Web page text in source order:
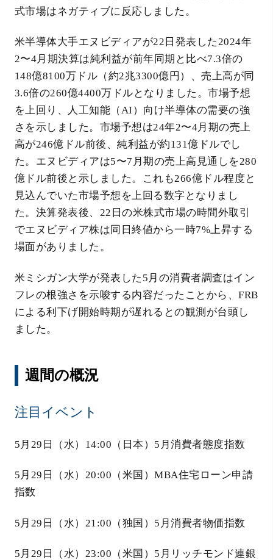
式市場はネガティブに反応しました。
米半導体大手エヌビディアが22日発表した2024年
2〜4月期決算は純利益が前年同期と比べ7.3倍の
148億8100万ドル（約2兆3300億円）、売上高が同
3.6倍の260億4400万ドルとなりました。市場予想
を上回り、人工知能（AI）向け半導体の需要の強
さを示しました。市場予想は24年2〜4月期の売上
高が246億ドル前後、純利益が約131億ドルでし
た。エヌビディアは5〜7月期の売上高見通しを280
億ドル前後と示しました。これも266億ドル程度と
見込んでいた市場予想を上回る数字となりまし
た。決算発表後、22日の米株式市場の時間外取引
でエヌビディア株は同日終値から一時7%上昇する
場面がありました。
米ミシガン大学が発表した5月の消費者調査はイン
フレの根強さを示唆する内容だったことから、FRB
による利下げ開始時期が遅れるとの観測が台頭し
ました。
週間の概況
注目イベント
5月29日（水）14:00（日本）5月消費者態度指数
5月29日（水）20:00（米国）MBA住宅ローン申請
指数
5月29日（水）21:00（独国）5月消費者物価指数
5月29日（水）23:00（米国）5月リッチモンド連銀